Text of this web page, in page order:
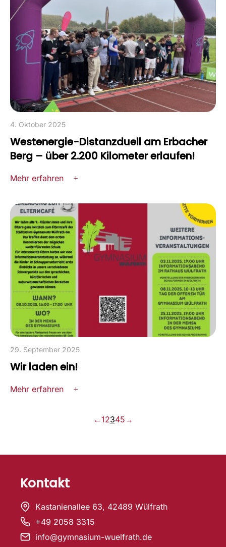
4. Oktober 2025
Westenergie-Distanzduell am Erbacher
Berg – über 2.200 Kilometer erlaufen!
Mehr erfahren
29. September 2025
Wir laden ein!
Mehr erfahren
←12345 →
Kontakt
Kastanienallee 63, 42489 Wülfrath
+49 2058 3315
info@gymnasium-wuelfrath.de